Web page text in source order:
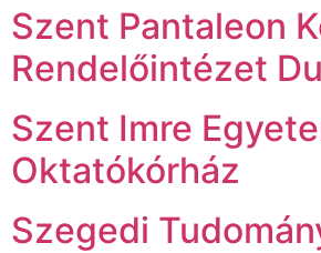
Szent Pantaleon
Rendelőintézet
Szent Imre
Oktatókórház
Szegedi